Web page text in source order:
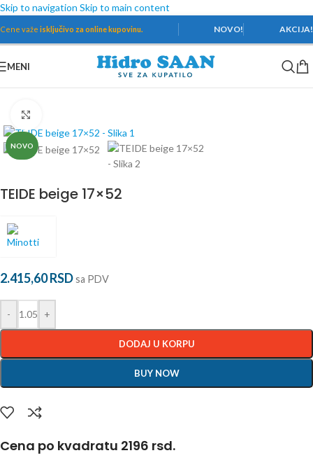
Skip to navigation Skip to main content
Cene važe isključivo za online kupovinu. NOVO! AKCIJA!
MENI
Teide
NOVO
TEIDE beige 17×52
2.415,60RSDsa PDV
- +
DODAJ U KORPU
BUY NOW
Cena po kvadratu 2196 rsd.